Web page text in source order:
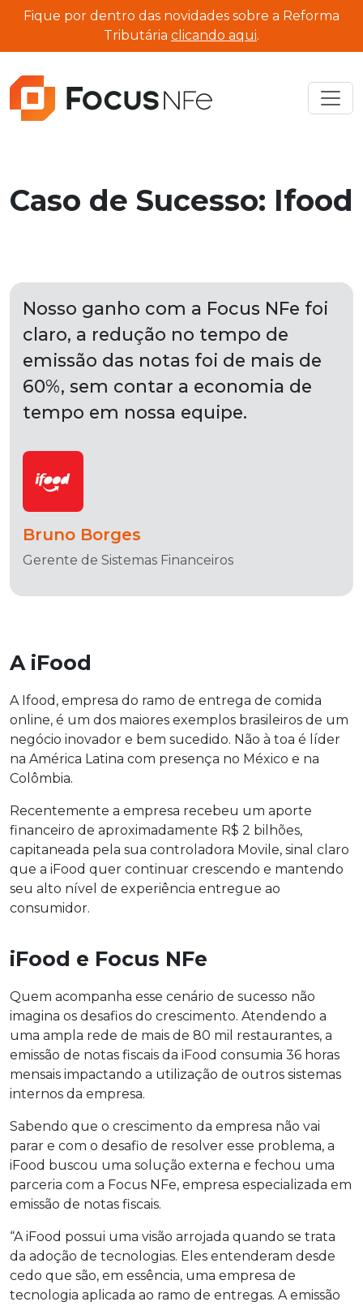
Fique por dentro das novidades sobre a Reforma
Tributária clicando aqui.
Caso de Sucesso: Ifood
Nosso ganho com a Focus NFe foi
claro, a redução no tempo de
emissão das notas foi de mais de
60%, sem contar a economia de
tempo em nossa equipe.
Bruno Borges
Gerente de Sistemas Financeiros
A iFood
A Ifood, empresa do ramo de entrega de comida
online, é um dos maiores exemplos brasileiros de um
negócio inovador e bem sucedido. Não à toa é líder
na América Latina com presença no México e na
Colômbia.
Recentemente a empresa recebeu um aporte
financeiro de aproximadamente R$ 2 bilhões,
capitaneada pela sua controladora Movile, sinal claro
que a iFood quer continuar crescendo e mantendo
seu alto nível de experiência entregue ao
consumidor.
iFood e Focus NFe
Quem acompanha esse cenário de sucesso não
imagina os desafios do crescimento. Atendendo a
uma ampla rede de mais de 80 mil restaurantes, a
emissão de notas fiscais da iFood consumia 36 horas
mensais impactando a utilização de outros sistemas
internos da empresa.
Sabendo que o crescimento da empresa não vai
parar e com o desafio de resolver esse problema, a
iFood buscou uma solução externa e fechou uma
parceria com a Focus NFe, empresa especializada em
emissão de notas fiscais.
“A iFood possui uma visão arrojada quando se trata
da adoção de tecnologias. Eles entenderam desde
cedo que são, em essência, uma empresa de
tecnologia aplicada ao ramo de entregas. A emissão